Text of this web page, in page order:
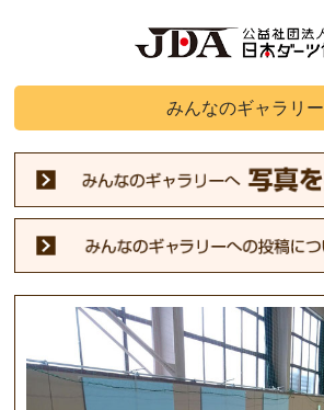
みんなのギャラリー